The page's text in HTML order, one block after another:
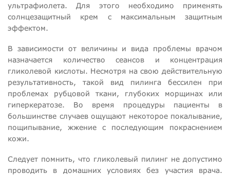
ультрафиолета. Для этого необходимо применять
солнцезащитный крем с максимальным защитным
эффектом.
В зависимости от величины и вида проблемы врачом
назначается количество сеансов и концентрация
гликолевой кислоты. Несмотря на свою действительную
результативность, такой вид пилинга бессилен при
проблемах рубцовой ткани, глубоких морщинах или
гиперкератозе. Во время процедуры пациенты в
большинстве случаев ощущают некоторое покалывание,
пощипывание, жжение с последующим покраснением
кожи.
Следует помнить, что гликолевый пилинг не допустимо
проводить в домашних условиях без участия врача.